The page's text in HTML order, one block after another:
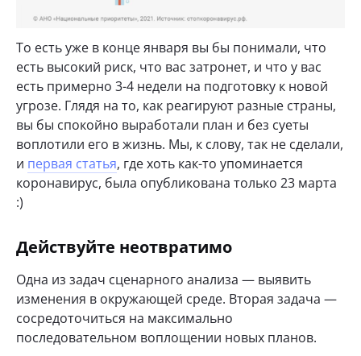
То есть уже в конце января вы бы понимали, что
есть высокий риск, что вас затронет, и что у вас
есть примерно 3-4 недели на подготовку к новой
угрозе. Глядя на то, как реагируют разные страны,
вы бы спокойно выработали план и без суеты
воплотили его в жизнь. Мы, к слову, так не сделали,
и первая статья, где хоть как-то упоминается
коронавирус, была опубликована только 23 марта
:)
Действуйте неотвратимо
Одна из задач сценарного анализа — выявить
изменения в окружающей среде. Вторая задача —
сосредоточиться на максимально
последовательном воплощении новых планов.